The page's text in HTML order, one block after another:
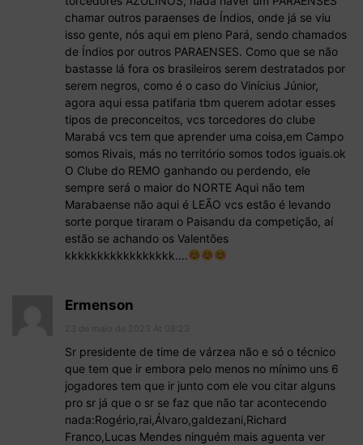
chamar outros paraenses de Índios, onde já se viu
isso gente, nós aqui em pleno Pará, sendo chamados
de Índios por outros PARAENSES. Como que se não
bastasse lá fora os brasileiros serem destratados por
serem negros, como é o caso do Vinícius Júnior,
agora aqui essa patifaria tbm querem adotar esses
tipos de preconceitos, vcs torcedores do clube
Marabá vcs tem que aprender uma coisa,em Campo
somos Rivais, más no território somos todos iguais.ok
O Clube do REMO ganhando ou perdendo, ele
sempre será o maior do NORTE Aqui não tem
Marabaense não aqui é LEÃO vcs estão é levando
sorte porque tiraram o Paisandu da competição, aí
estão se achando os Valentões
kkkkkkkkkkkkkkkkk….
Ermenson
Sr presidente de time de várzea não e só o técnico
que tem que ir embora pelo menos no mínimo uns 6
jogadores tem que ir junto com ele vou citar alguns
pro sr já que o sr se faz que não tar acontecendo
nada:Rogério,rai,Álvaro,galdezani,Richard
Franco,Lucas Mendes ninguém mais aguenta ver